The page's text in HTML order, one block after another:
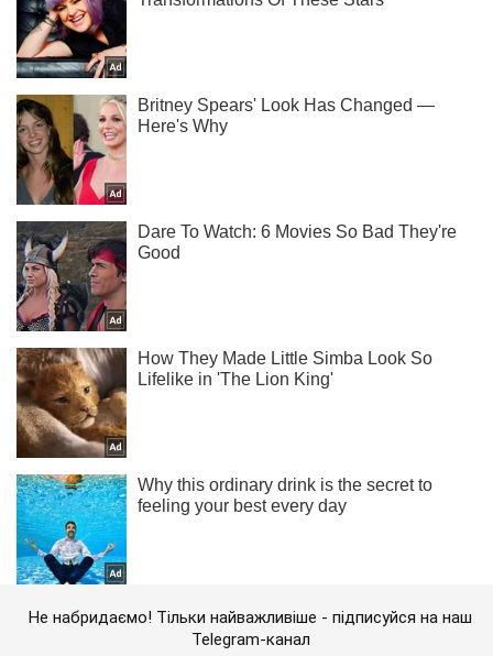
Не набридаємо! Тільки найважливіше - підписуйся на наш
Telegram-канал